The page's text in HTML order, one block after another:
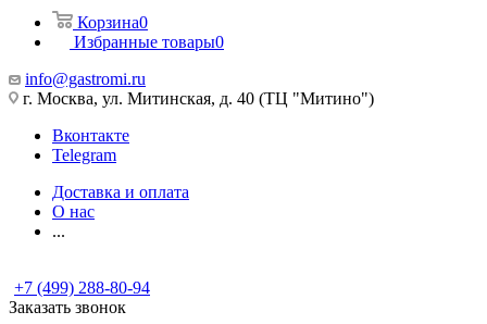
Корзина0
Избранные товары0
info@gastromi.ru
г. Москва, ул. Митинская, д. 40 (ТЦ "Митино")
Вконтакте
Telegram
Доставка и оплата
О нас
...
+7 (499) 288-80-94
Заказать звонок